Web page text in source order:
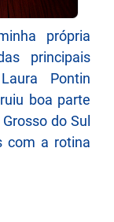
própria
principais
Pontin
boa parte
do Sul
com a rotina